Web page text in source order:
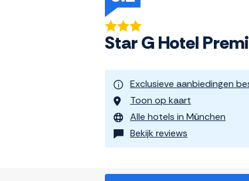
Star G Hotel
Exclusieve aanbiedingen
Toon op kaart
Alle hotels in München
Bekijk reviews